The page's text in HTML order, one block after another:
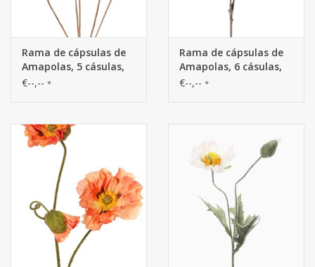
Rama de cápsulas de
Amapolas, 5 cásulas,
plástico (2x L/ 2x M /
€--,-- *
Rama de cápsulas de
Amapolas, 6 cásulas,
plástico, 68cm
€--,-- *